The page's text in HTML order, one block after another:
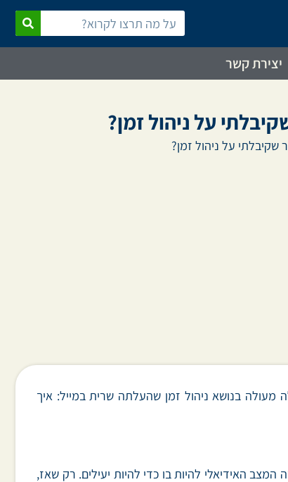
יצירת קשר
על ניהול זמן?
שקיבלתי על ניהול זמן?
בנושא ניהול זמן שהעלתה שרית במייל: איך
האידיאלי להיות בו כדי להיות יעילים. רק שאז,